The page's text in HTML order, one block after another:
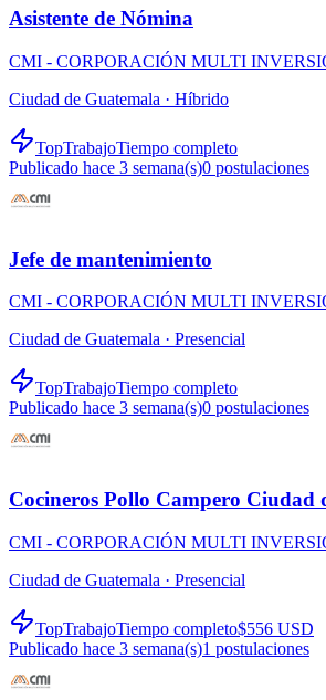
Asistente de Nómina
CMI - CORPORACIÓN MULTI
Ciudad de Guatemala · Híbrido
TopTrabajoTiempo completo
Publicado hace 3 semana(s)0 postulaciones
Jefe de mantenimiento
CMI - CORPORACIÓN MULTI
Ciudad de Guatemala · Presencial
TopTrabajoTiempo completo
Publicado hace 3 semana(s)0 postulaciones
Cocineros Pollo Campero Ciudad
CMI - CORPORACIÓN MULTI
Ciudad de Guatemala · Presencial
TopTrabajoTiempo completo$556 USD
Publicado hace 3 semana(s)1 postulaciones